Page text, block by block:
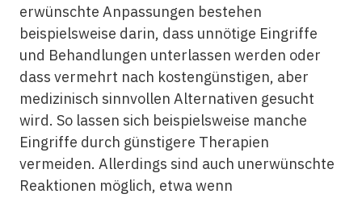
erwünschte Anpassungen bestehen
beispielsweise darin, dass unnötige Eingriffe
und Behandlungen unterlassen werden oder
dass vermehrt nach kostengünstigen, aber
medizinisch sinnvollen Alternativen gesucht
wird. So lassen sich beispielsweise manche
Eingriffe durch günstigere Therapien
vermeiden. Allerdings sind auch unerwünschte
Reaktionen möglich, etwa wenn